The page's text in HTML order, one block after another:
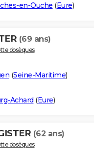
en-Ouche (Eure)
(69 ans)
obsèques
(Seine-Maritime)
Achard (Eure)
(62 ans)
obsèques